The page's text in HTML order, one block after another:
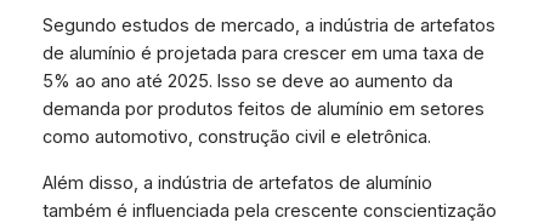
Segundo estudos de mercado, a indústria de artefatos
de alumínio é projetada para crescer em uma taxa de
5% ao ano até 2025. Isso se deve ao aumento da
demanda por produtos feitos de alumínio em setores
como automotivo, construção civil e eletrônica.
Além disso, a indústria de artefatos de alumínio
também é influenciada pela crescente conscientização